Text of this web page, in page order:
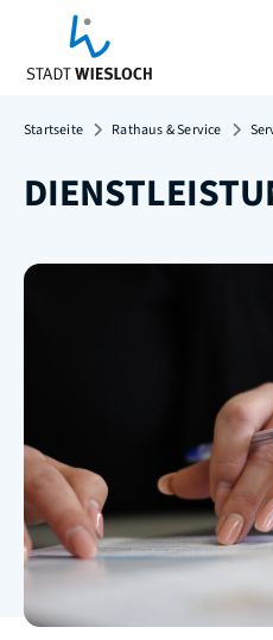
Startseite Rathaus & Service